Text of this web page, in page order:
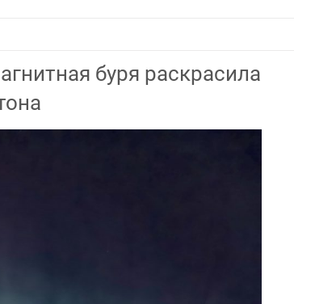
буря раскрасила